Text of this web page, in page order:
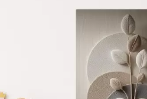
Яскраві, насичені кольори
Стійкість до вицвітання
Безпечне чорнило без запаху
Поверхня з текстурою полотна
Екологічний матеріал